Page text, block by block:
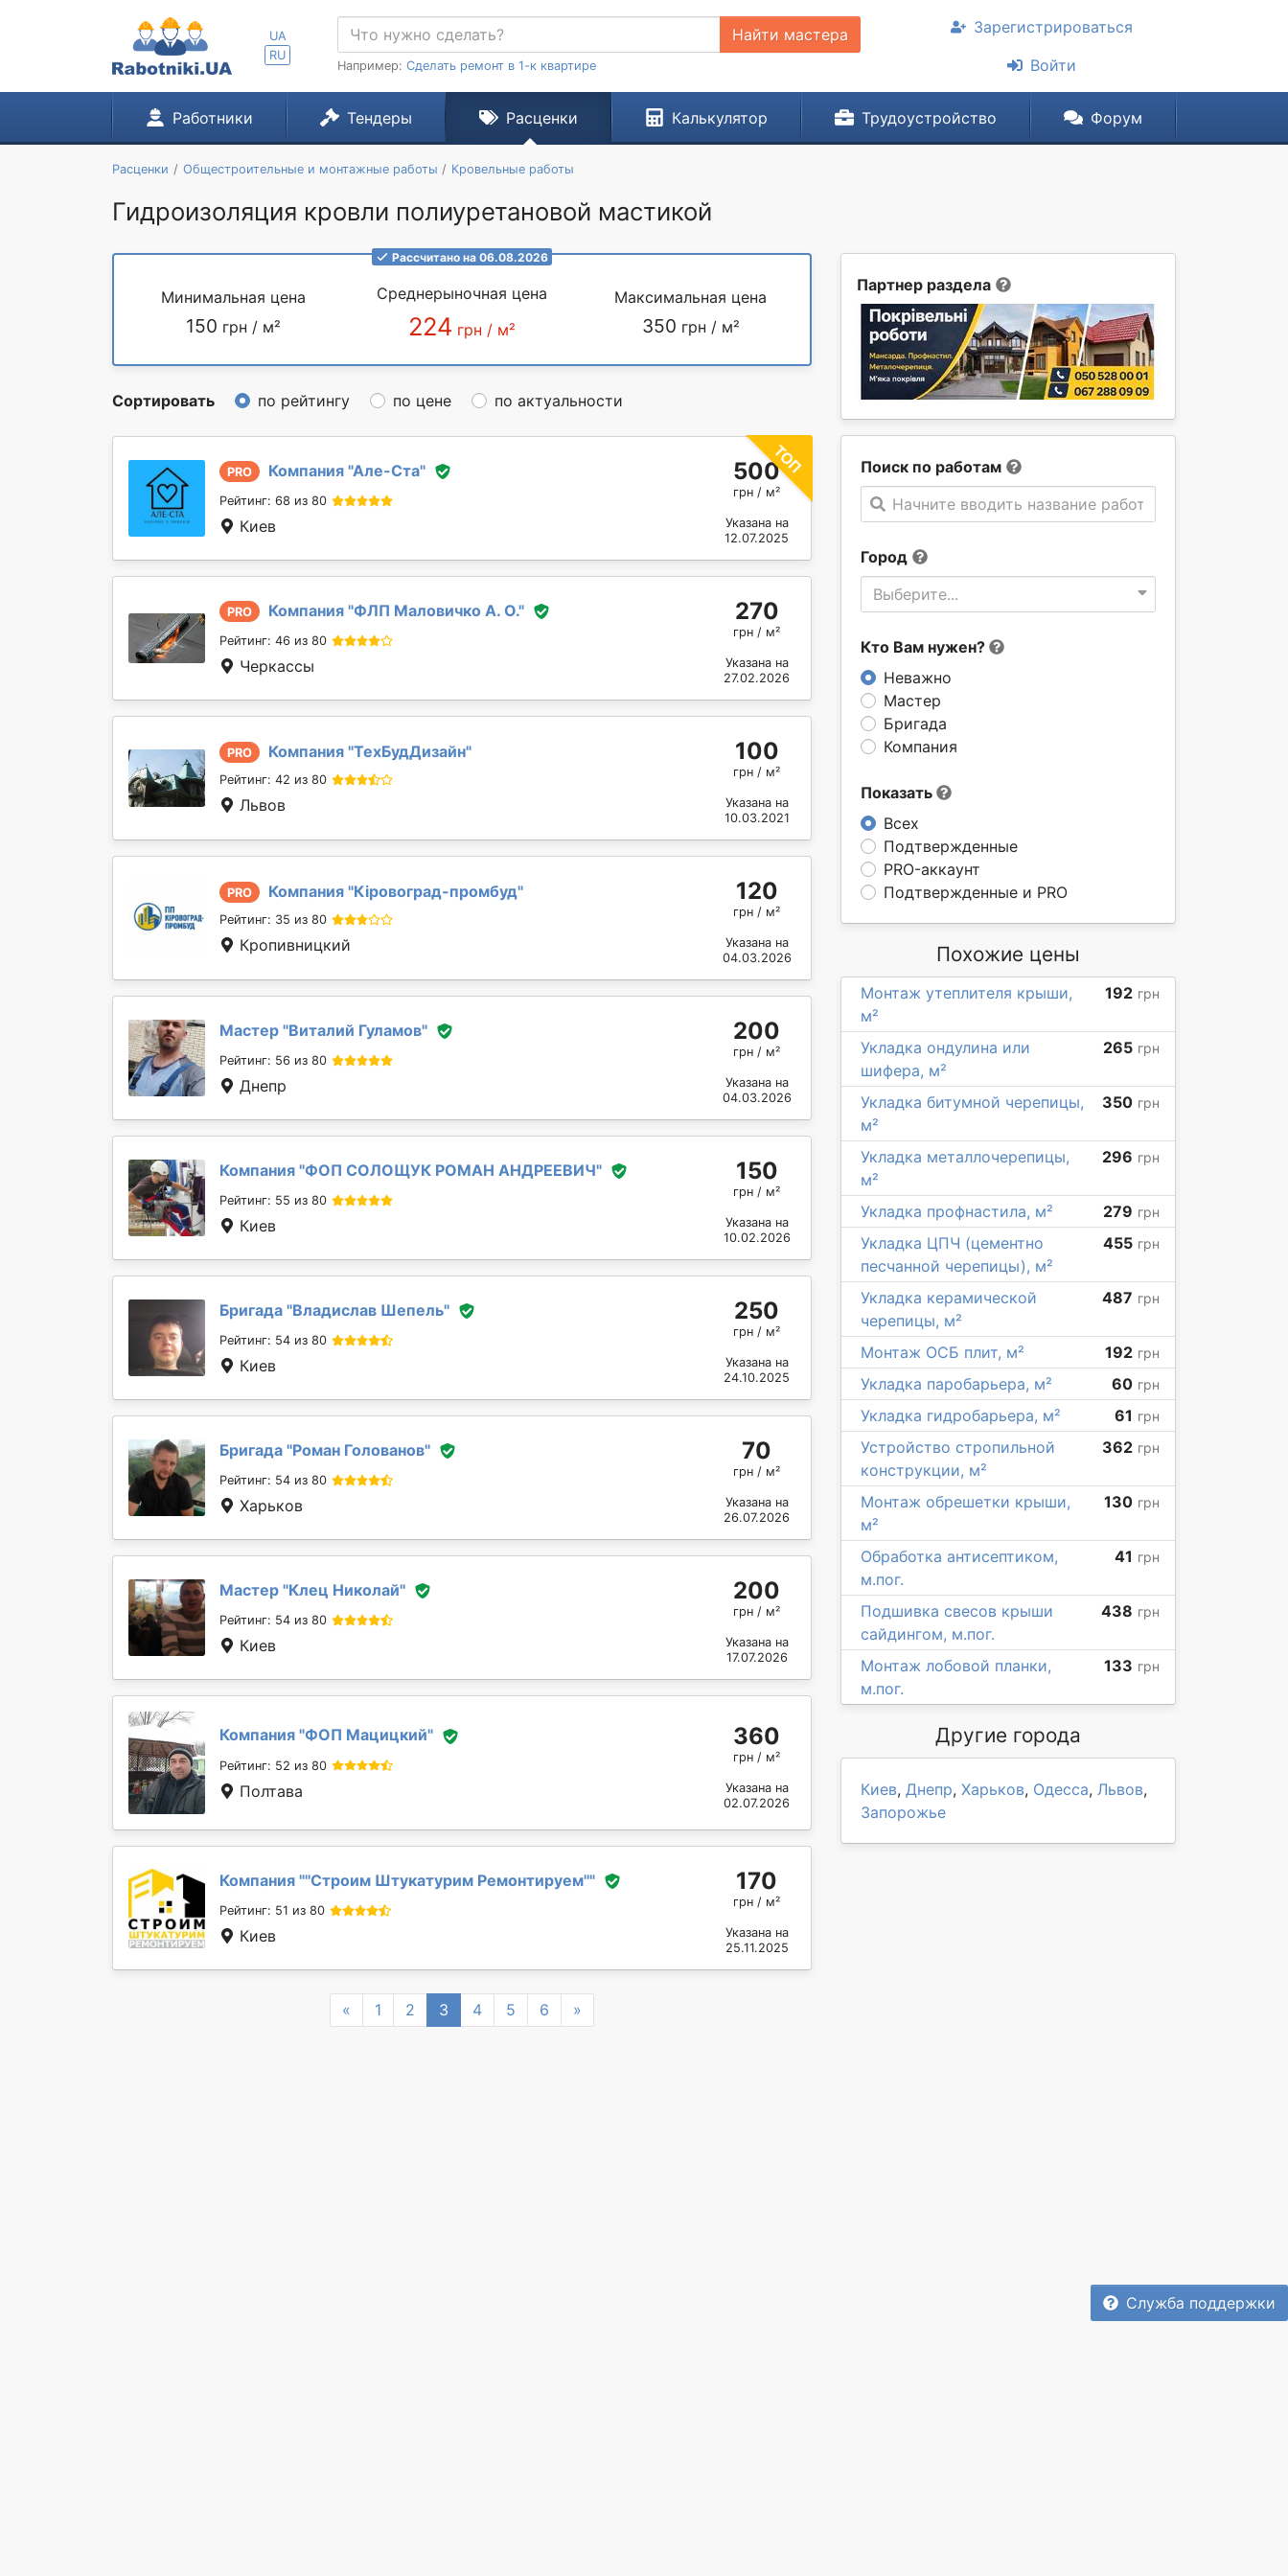
UA
RU
Найти мастера
Например: Сделать ремонт в 1-к квартире
Зарегистрироваться
Войти
Работники Тендеры Расценки Калькулятор Трудоустройство Форум
Расценки Общестроительные и монтажные работы Кровельные работы
Гидроизоляция кровли полиуретановой мастикой
Партнер раздела
Поиск по работам
Начните вводить название работы
Город
Выберите...
Кто Вам нужен?
Неважно
Мастер
Бригада
Компания
Показать
Всех
Подтвержденные
PRO-аккаунт
Подтвержденные и PRO
Рассчитано на 06.08.2026
Минимальная цена
150 грн / м²
Среднерыночная цена
224 грн / м²
Максимальная цена
350 грн / м²
Сортировать по рейтингу по цене по актуальности
PRO Компания "Але-Ста"
Рейтинг: 68 из 80
Киев
500
грн / м²
Указана на
12.07.2025
PRO Компания "ФЛП Маловичко А. О."
Рейтинг: 46 из 80
Черкассы
270
грн / м²
Указана на
27.02.2026
PRO Компания "ТехБудДизайн"
Рейтинг: 42 из 80
Львов
100
грн / м²
Указана на
10.03.2021
PRO Компания "Кіровоград-промбуд"
Рейтинг: 35 из 80
Кропивницкий
120
грн / м²
Указана на
04.03.2026
Мастер "Виталий Гуламов"
Рейтинг: 56 из 80
Днепр
200
грн / м²
Указана на
04.03.2026
Компания "ФОП СОЛОЩУК РОМАН АНДРЕЕВИЧ"
Рейтинг: 55 из 80
Киев
150
грн / м²
Указана на
10.02.2026
Бригада "Владислав Шепель"
Рейтинг: 54 из 80
Киев
250
грн / м²
Указана на
24.10.2025
Бригада "Роман Голованов"
Рейтинг: 54 из 80
Харьков
70
грн / м²
Указана на
26.07.2026
Мастер "Клец Николай"
Рейтинг: 54 из 80
Киев
200
грн / м²
Указана на
17.07.2026
Компания "ФОП Мацицкий"
Рейтинг: 52 из 80
Полтава
360
грн / м²
Указана на
02.07.2026
Компания "''Строим Штукатурим Ремонтируем''"
Рейтинг: 51 из 80
Киев
170
грн / м²
Указана на
25.11.2025
« Previous
1 2 3 4 5 6 »
Похожие цены
Монтаж утеплителя крыши,
м²
192 грн
Укладка ондулина или
шифера, м²
265 грн
Укладка битумной черепицы,
м²
350 грн
Укладка металлочерепицы,
м²
296 грн
Укладка профнастила, м² 279 грн
Укладка ЦПЧ (цементно
песчанной черепицы), м²
455 грн
Укладка керамической
черепицы, м²
487 грн
Монтаж ОСБ плит, м² 192 грн
Укладка паробарьера, м² 60 грн
Укладка гидробарьера, м² 61 грн
Устройство стропильной
конструкции, м²
362 грн
Монтаж обрешетки крыши,
м²
130 грн
Обработка антисептиком,
м.пог.
41 грн
Подшивка свесов крыши
сайдингом, м.пог.
438 грн
Монтаж лобовой планки,
м.пог.
133 грн
Другие города
Киев, Днепр, Харьков, Одесса, Львов,
Запорожье
Служба поддержки